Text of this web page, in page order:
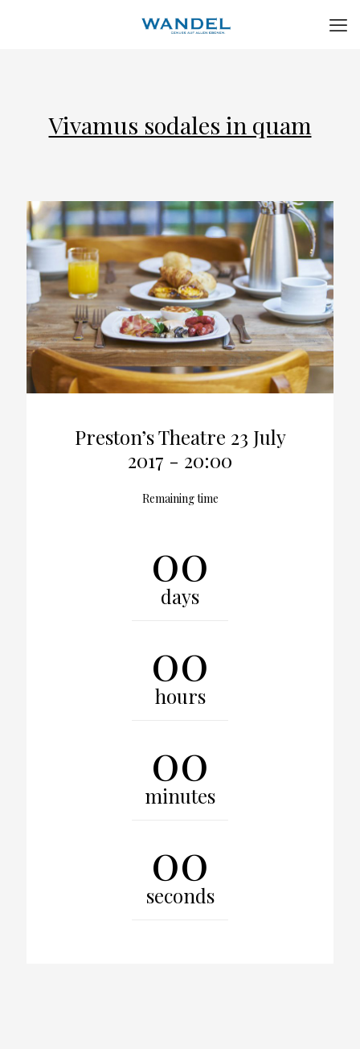
Vivamus sodales in quam
Preston’s Theatre 23 July
2017 - 20:00
Remaining time
00
days
00
hours
00
minutes
00
seconds